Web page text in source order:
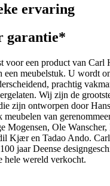
ervaring
garantie*
voor een product van Carl
een meubelstuk. U wordt
prachtig
Wij zijn de
zijn ontworpen door
meubelen van
Mogensen, Ole
Kjær en Tadao Ando. Carl
jaar Deense
hele wereld verkocht.